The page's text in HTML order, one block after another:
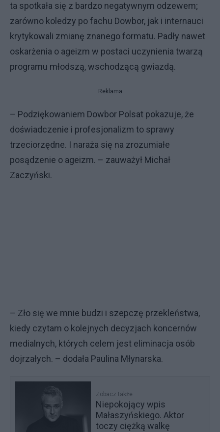
ta spotkała się z bardzo negatywnym odzewem;
zarówno koledzy po fachu Dowbor, jak i internauci
krytykowali zmianę znanego formatu. Padły nawet
oskarżenia o ageizm w postaci uczynienia twarzą
programu młodszą, wschodzącą gwiazdą.
Reklama
– Podziękowaniem Dowbor Polsat pokazuje, że
doświadczenie i profesjonalizm to sprawy
trzeciorzędne. I naraża się na zrozumiałe
posądzenie o ageizm. – zauważył Michał
Zaczyński.
– Zło się we mnie budzi i szepczę przekleństwa,
kiedy czytam o kolejnych decyzjach koncernów
medialnych, których celem jest eliminacja osób
dojrzałych. – dodała Paulina Młynarska.
Zobacz także
Niepokojący wpis
Małaszyńskiego. Aktor
toczy ciężką walkę